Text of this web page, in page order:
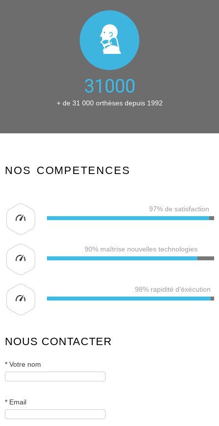
31000
+ de 31 000 orthèses depuis 1992
NOS COMPETENCES
97% de satisfaction
90% maîtrise nouvelles technologies
98% rapidité d'éxécution
NOUS CONTACTER
* Votre nom
* Email